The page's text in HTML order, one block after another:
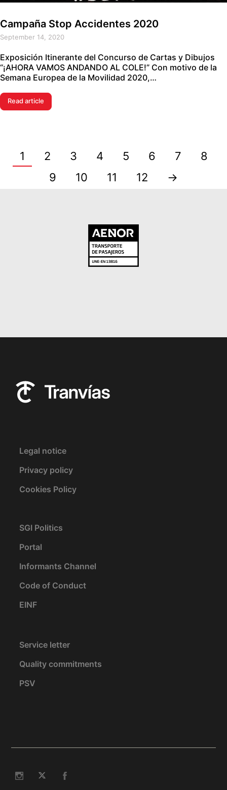
Campaña Stop Accidentes 2020
September 14, 2020
Exposición Itinerante del Concurso de Cartas y Dibujos
“¡AHORA VAMOS ANDANDO AL COLE!” Con motivo de la
Semana Europea de la Movilidad 2020,…
Read article
1 2 3 4 5 6 7
8
9
10 11 12 →
Legal notice
Privacy policy
Cookies Policy
SGI Politics
Portal
Informants Channel
Code of Conduct
EINF
Service letter
Quality commitments
PSV